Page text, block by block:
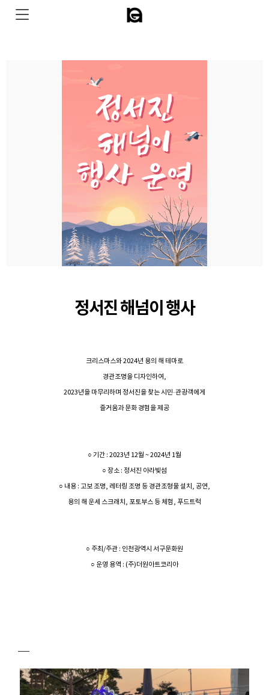
정서진 해넘이 행사
크리스마스와 2024년 용의 해 테마로
경관조명을 디자인하여,
2023년을 마무리하며 정서진을 찾는 시민·관광객에게
즐거움과 문화 경험을 제공
○ 기간 : 2023년 12월 ~ 2024년 1월
○ 장소 : 정서진 아라빛섬
○ 내용 : 고보 조명, 레터링 조명 등 경관조형물 설치, 공연,
용의 해 운세 스크래치, 포토부스 등 체험, 푸드트럭
○ 주최/주관 : 인천광역시 서구문화원
○ 운영 용역 : (주)더원아트코리아